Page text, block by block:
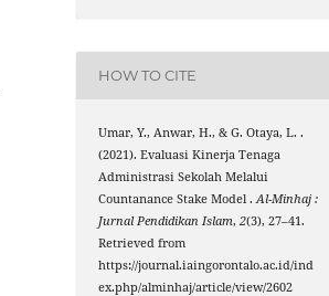
HOW TO CITE
Umar, Y., Anwar, H., & G. Otaya, L. .
(2021). Evaluasi Kinerja Tenaga
Administrasi Sekolah Melalui
Countanance Stake Model .Al-Minhaj :
Jurnal Pendidikan Islam,2(3), 27–41.
Retrieved from
https://journal.iaingorontalo.ac.id/ind
ex.php/alminhaj/article/view/2602